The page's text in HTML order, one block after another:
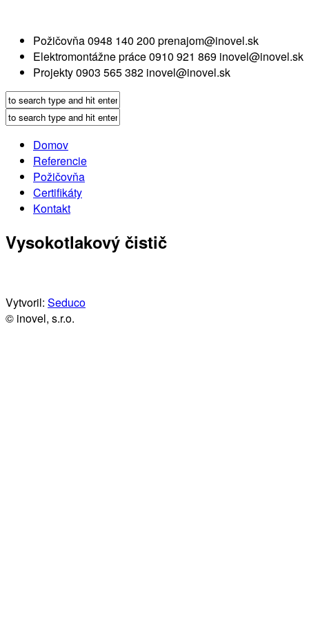
Požičovňa0948 140 200 prenajom@inovel.sk
Elektromontážne práce0910 921 869 inovel@inovel.sk
Projekty0903 565 382 inovel@inovel.sk
Domov
Referencie
Požičovňa
Certifikáty
Kontakt
Vysokotlakový čistič
Vytvoril: Seduco
© inovel, s.r.o.